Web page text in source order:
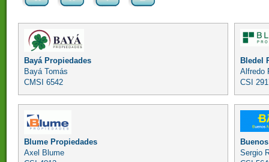
Bayá Propiedades
Bayá Tomás
CMSI 6542
Bledel
Alfredo
CSI
Blume Propiedades
Axel Blume
Sergio